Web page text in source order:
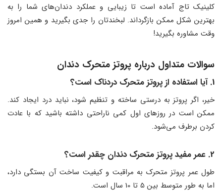
کلینیک تاج آماده است تا زیبایی و عملکرد دندان‌های شما را به
بهترین شکل ممکن بازگرداند. لبخندتان را جدی بگیرید و همین امروز
وقت مشاوره بگیرید!
سوالات متداول درباره پروتز متحرک دندان
1. آیا استفاده از پروتز متحرک دردناک است؟
خیر، اگر پروتز به درستی ساخته و تنظیم شود، نباید درد ایجاد کند.
ممکن است در روزهای اول کمی ناراحتی داشته باشید که با عادت
کردن برطرف می‌شود.
2. عمر مفید پروتز متحرک دندان چقدر است؟
طول عمر پروتز متحرک به مراقبت و کیفیت ساخت آن بستگی دارد،
اما به طور متوسط بین 5 تا 10 سال است.